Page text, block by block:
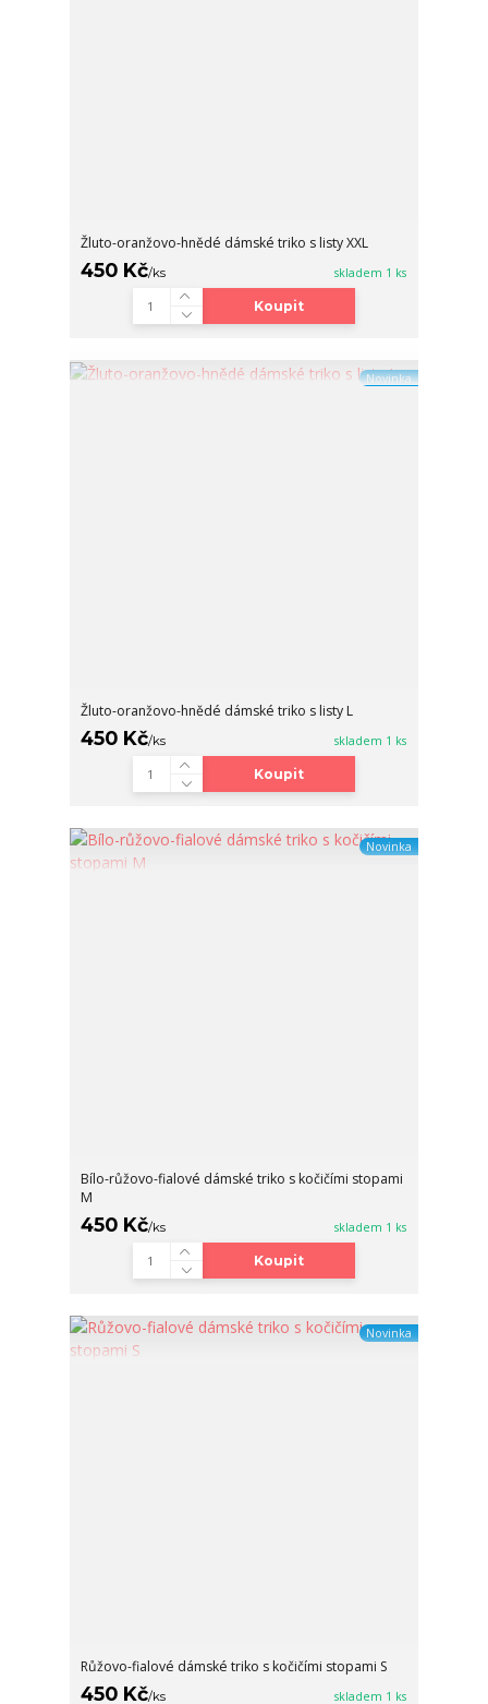
Žluto-oranžovo-hnědé dámské triko s listy XXL
450 Kč/ks skladem 1 ks
Koupit
Novinka
Žluto-oranžovo-hnědé dámské triko s listy L
450 Kč/ks skladem 1 ks
Koupit
Novinka
Bílo-růžovo-fialové dámské triko s kočičími stopami
M
450 Kč/ks skladem 1 ks
Koupit
Novinka
Růžovo-fialové dámské triko s kočičími stopami S
450 Kč/ks skladem 1 ks